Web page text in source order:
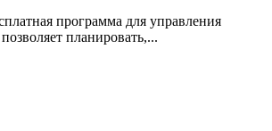
программа для управления
планировать,...